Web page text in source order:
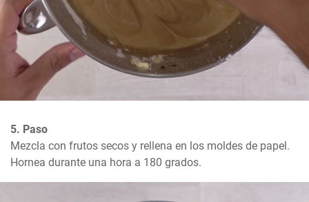
5. Paso
Mezcla con frutos secos y rellena en los moldes de papel.
Hornea durante una hora a 180 grados.